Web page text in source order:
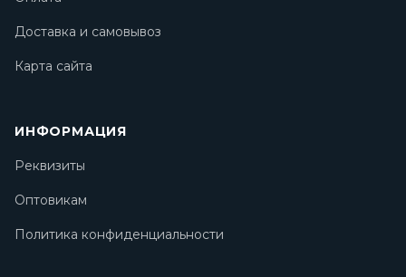
Доставка и самовывоз
Карта сайта
ИНФОРМАЦИЯ
Реквизиты
Оптовикам
Политика конфиденциальности